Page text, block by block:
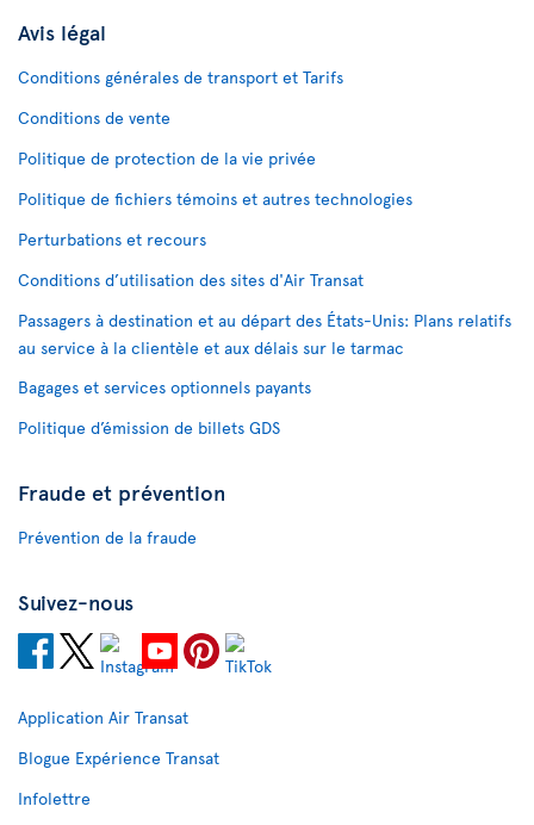
Avis légal
Conditions générales de transport et Tarifs
Conditions de vente
Politique de protection de la vie privée
Politique de fichiers témoins et autres technologies
Perturbations et recours
Conditions d’utilisation des sites d'Air Transat
Passagers à destination et au départ des États-Unis: Plans relatifs
au service à la clientèle et aux délais sur le tarmac
Bagages et services optionnels payants
Politique d’émission de billets GDS
Fraude et prévention
Prévention de la fraude
Suivez-nous
Application Air Transat
Blogue Expérience Transat
Infolettre